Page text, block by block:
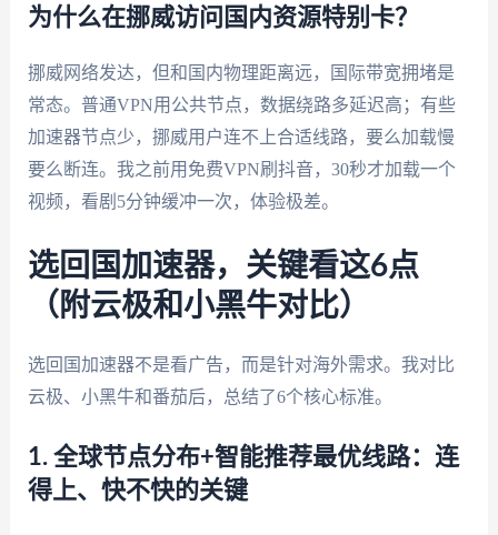
为什么在挪威访问国内资源特别卡？
挪威网络发达，但和国内物理距离远，国际带宽拥堵是
常态。普通VPN用公共节点，数据绕路多延迟高；有些
加速器节点少，挪威用户连不上合适线路，要么加载慢
要么断连。我之前用免费VPN刷抖音，30秒才加载一个
视频，看剧5分钟缓冲一次，体验极差。
选回国加速器，关键看这6点
（附云极和小黑牛对比）
选回国加速器不是看广告，而是针对海外需求。我对比
云极、小黑牛和番茄后，总结了6个核心标准。
1. 全球节点分布+智能推荐最优线路：连
得上、快不快的关键